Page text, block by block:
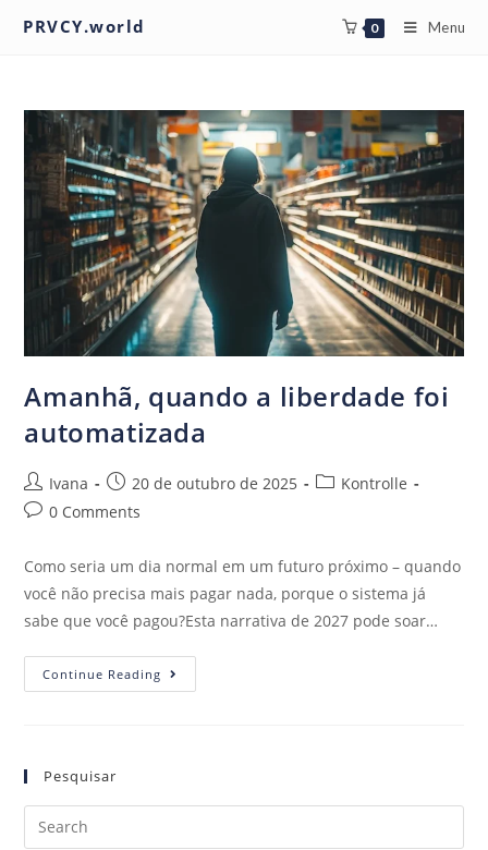
PRVCY.world 0 Menu
Amanhã, quando a liberdade foi
automatizada
Ivana 20 de outubro de 2025
Kontrolle
0 Comments
Como seria um dia normal em um futuro próximo – quando
você não precisa mais pagar nada, porque o sistema já
sabe que você pagou?Esta narrativa de 2027 pode soar…
Continue Reading
Pesquisar